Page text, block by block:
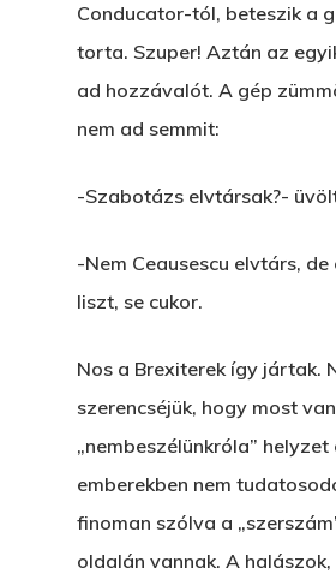
Conducator-tól, beteszik a
torta. Szuper! Aztán az
ad hozzávalót. A gép
nem ad semmit:
-Szabotázs elvtársak?-
-Nem Ceausescu elvtárs, de
liszt, se cukor.
Nos a Brexiterek így jártak.
szerencséjük, hogy most
„nembeszélünkróla” helyzet
emberekben nem
finoman szólva a
oldalán vannak. A halászok,